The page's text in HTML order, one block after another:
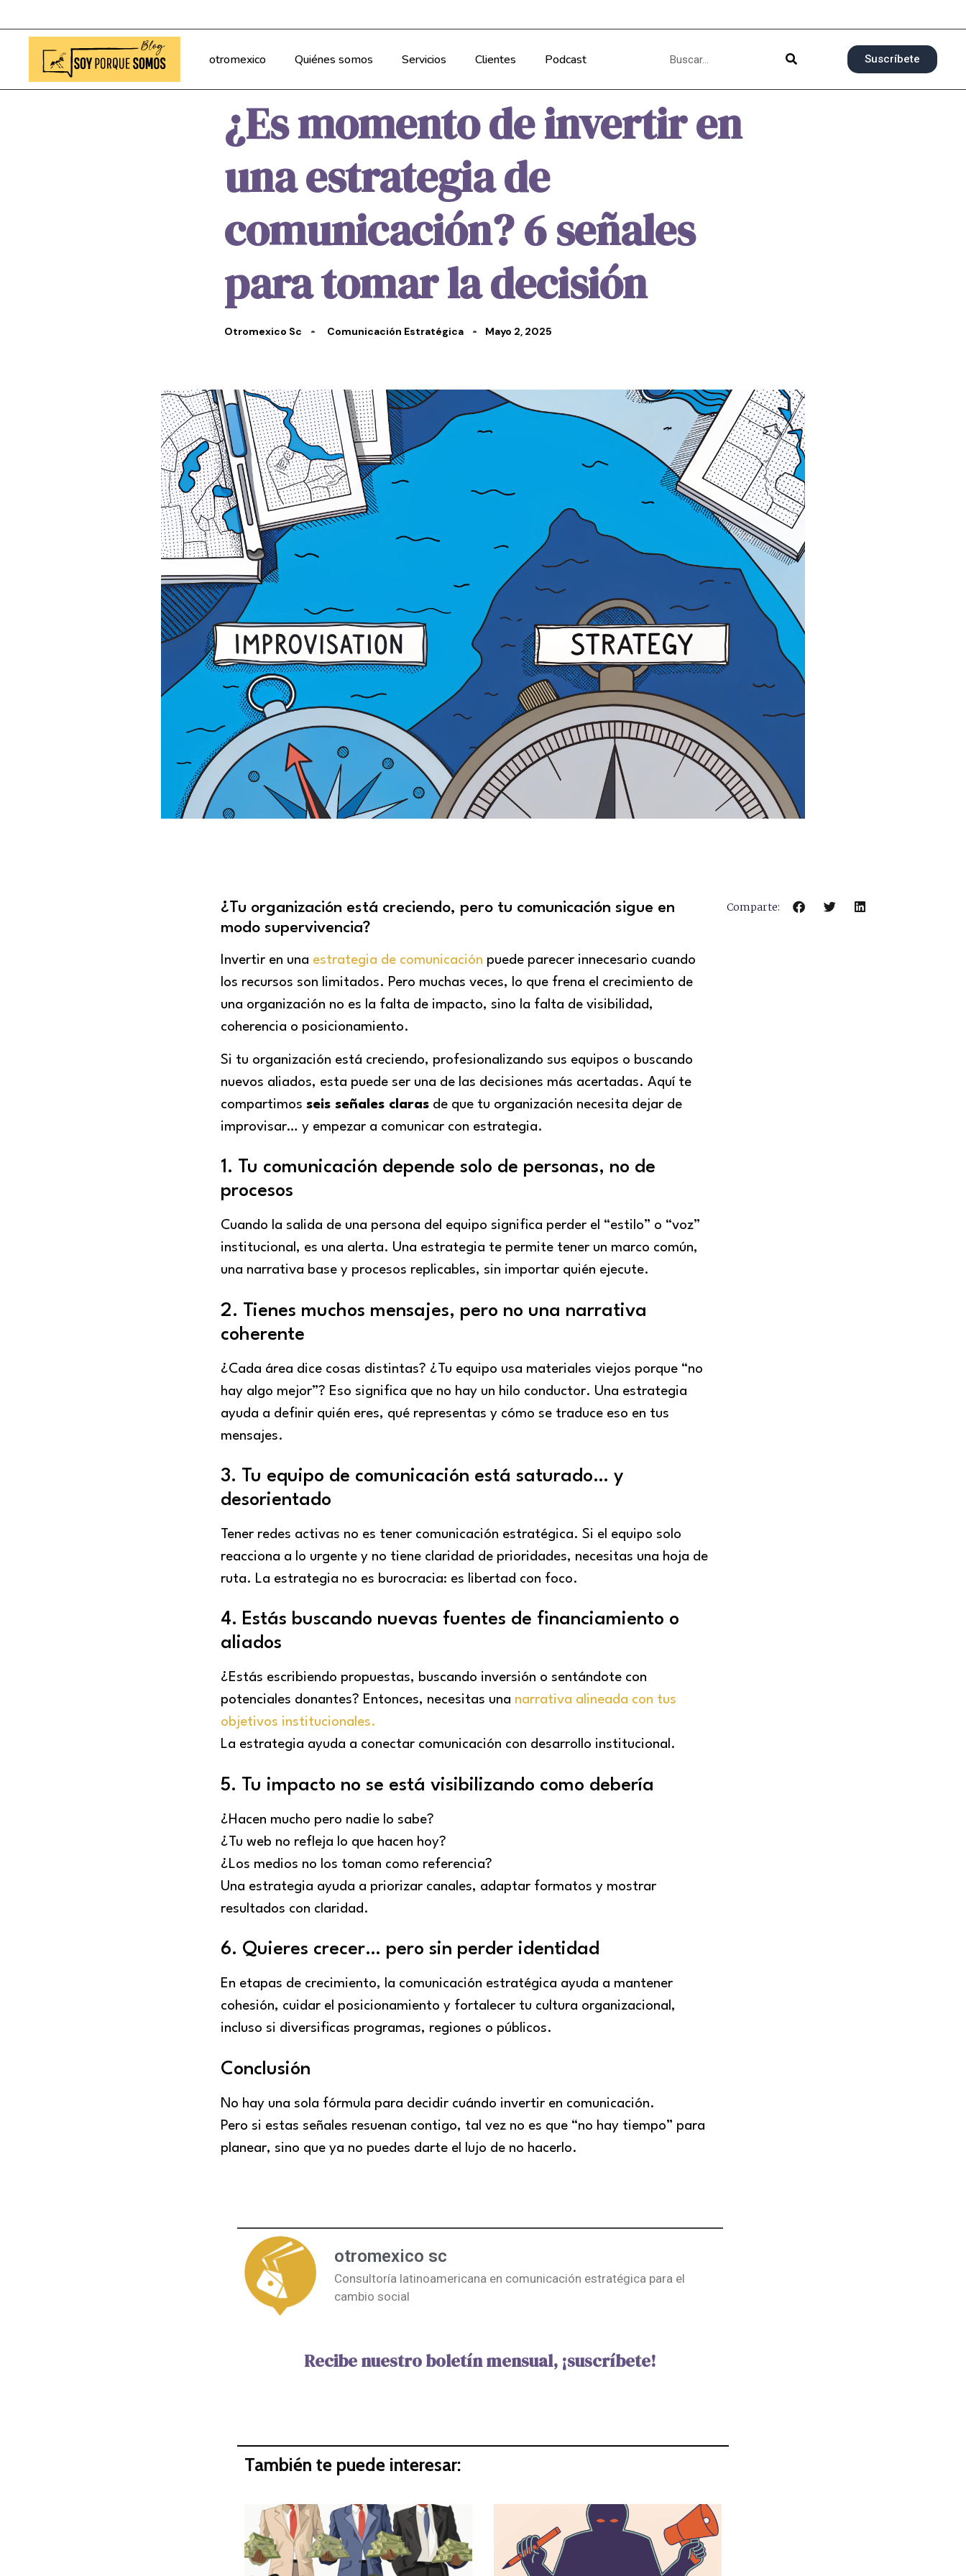
otromexico Quiénes somos Servicios Clientes Podcast Suscríbete
¿Es momento de invertir en
una estrategia de
comunicación? 6 señales
para tomar la decisión
Otromexico Sc Comunicación Estratégica Mayo 2, 2025
¿Tu organización está creciendo, pero tu comunicación sigue en
modo supervivencia?
Invertir en una estrategia de comunicación puede parecer innecesario cuando
los recursos son limitados. Pero muchas veces, lo que frena el crecimiento de
una organización no es la falta de impacto, sino la falta de visibilidad,
coherencia o posicionamiento.
Si tu organización está creciendo, profesionalizando sus equipos o buscando
nuevos aliados, esta puede ser una de las decisiones más acertadas. Aquí te
compartimosseis señales claras de que tu organización necesita dejar de
improvisar… y empezar a comunicar con estrategia.
1. Tu comunicación depende solo de personas, no de
procesos
Cuando la salida de una persona del equipo significa perder el “estilo” o “voz”
institucional, es una alerta. Una estrategia te permite tener un marco común,
una narrativa base y procesos replicables, sin importar quién ejecute.
2. Tienes muchos mensajes, pero no una narrativa
coherente
¿Cada área dice cosas distintas? ¿Tu equipo usa materiales viejos porque “no
hay algo mejor”? Eso significa que no hay un hilo conductor. Una estrategia
ayuda a definir quién eres, qué representas y cómo se traduce eso en tus
mensajes.
3. Tu equipo de comunicación está saturado… y
desorientado
Tener redes activas no es tener comunicación estratégica. Si el equipo solo
reacciona a lo urgente y no tiene claridad de prioridades, necesitas una hoja de
ruta. La estrategia no es burocracia: es libertad con foco.
4. Estás buscando nuevas fuentes de financiamiento o
aliados
¿Estás escribiendo propuestas, buscando inversión o sentándote con
potenciales donantes? Entonces, necesitas una narrativa alineada con tus
objetivos institucionales.
La estrategia ayuda a conectar comunicación con desarrollo institucional.
5. Tu impacto no se está visibilizando como debería
¿Hacen mucho pero nadie lo sabe?
¿Tu web no refleja lo que hacen hoy?
¿Los medios no los toman como referencia?
Una estrategia ayuda a priorizar canales, adaptar formatos y mostrar
resultados con claridad.
6. Quieres crecer… pero sin perder identidad
En etapas de crecimiento, la comunicación estratégica ayuda a mantener
cohesión, cuidar el posicionamiento y fortalecer tu cultura organizacional,
incluso si diversificas programas, regiones o públicos.
Conclusión
No hay una sola fórmula para decidir cuándo invertir en comunicación.
Pero si estas señales resuenan contigo, tal vez no es que “no hay tiempo” para
planear, sino que ya no puedes darte el lujo de no hacerlo.
Comparte:
otromexico sc
Consultoría latinoamericana en comunicación estratégica para el
cambio social
Recibe nuestro boletín mensual, ¡suscríbete!
También te puede interesar: